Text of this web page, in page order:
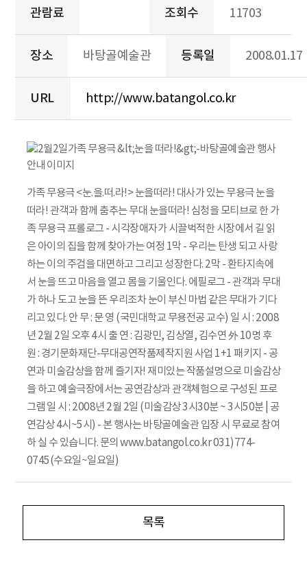
관람료 조회수 11703
장소 바탕골예술관 등록일 2008.01.17
URL http://www.batangol.co.kr
가족 무용극 <눈.을.떠.라!> 눈을떠라! 대사가 있는 무용극 눈을
떠라! 관객과 함께 춤추는 무대 눈을떠라! 심청을 모티브로 한 가
족 무용극 프롤로그 - 시각장애자가 시끌벅적한 시장에서 길 읽
은 아이의 집을 함께 찾아가는 여정 1막 - 우리는 탄생 되고 사랑
하는 이의 주검을 대면하고 그리고 성장한다. 2막 - 환타지속에
서 눈을 뜨고 마음을 열고 몸을 기울인다. 에필로그 - 관객과 무대
가 하나 도고 눈을 뜬 우리조차 눈이 부신 마법 같은 무대가 기다
리고 있다. 안 무 : 문 영 (국민대학교 무용전공 교수) 일 시 : 2008
년 2월 2일 오후 4시 출 연 : 김광민, 김상열, 김수연 外 10명 후
원 : 경기문화재단-무대공연작품제작지원 사업 1+1 패키지 - 공
연과 미술감상을 함께 즐기자! 재미있는 작품설명으로 미술감상
을 하고 예술극장에서는 공연감상과 관객체험으로 구성된 프로
그램 일 시 : 2008년 2월 2일 (미술감상 3시30분 ~ 3시50분 | 공
연감상 4시~5시) - 본 행사는 바탕골예술관 입장 시 무료로 참여
하 실 수 있습니다. 문의 www.batangol.co.kr 031)774-
0745(수요일~일요일)
목록